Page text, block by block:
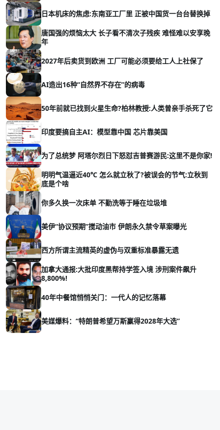
日本机床的焦虑:东南亚工厂里 正被中国货一台台替换掉
唐国强的烦恼太大 长子看不清次子残疾 难怪难以安享晚
年
2027年后卖货到欧洲 工厂可能必须要给工人上社保了
AI造出16种“自然界不存在”的病毒
50年前就已找到火星生命?柏林教授:人类曾亲手杀死了它
印度要搞自主AI：模型靠中国 芯片靠美国
为了总统梦 阿塔尔烈日下怒怼吉普赛游民:这里不是你家!
明明气温逼近40℃ 怎么就立秋了?被误会的节气:立秋到
底是个啥
你多久换一次床单 不勤洗等于睡在垃圾堆
美伊“协议预期”搅动油市 伊朗永久禁令草案曝光
西方所谓主流精英的虚伪与双重标准暴露无遗
加拿大通报:大批印度黑帮持学签入境 涉刑案件飙升
8,800%!
40年中餐馆悄悄关门：一代人的记忆落幕
美媒爆料：“特朗普希望万斯赢得2028年大选”